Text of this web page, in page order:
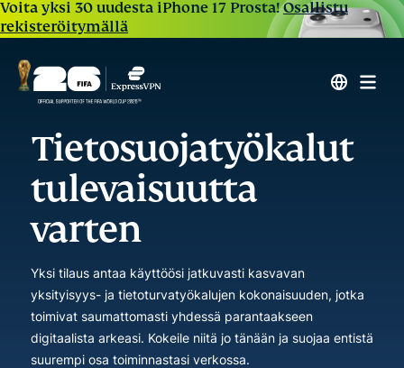
Voita yksi 30 uudesta iPhone 17 Prosta!Osallistu
rekisteröitymällä
Tietosuojatyökalut
tulevaisuutta
varten
Yksi tilaus antaa käyttöösi jatkuvasti kasvavan
yksityisyys- ja tietoturvatyökalujen kokonaisuuden, jotka
toimivat saumattomasti yhdessä parantaakseen
digitaalista arkeasi. Kokeile niitä jo tänään ja suojaa entistä
suurempi osa toiminnastasi verkossa.